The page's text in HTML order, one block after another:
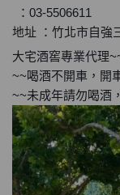
：03-5506611
地址 ：竹北市自強
大宅酒窖專業代理
~~喝酒不開車，開
~~未成年請勿喝酒